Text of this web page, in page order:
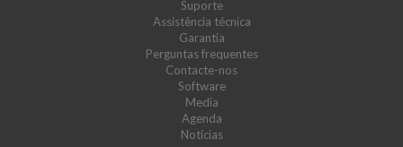
Suporte
Assistência técnica
Garantia
Perguntas frequentes
Contacte-nos
Software
Media
Agenda
Notícias